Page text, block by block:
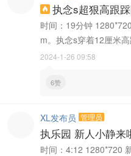
 执念s超狠高跟
时间：19分钟
m。执念s穿着12厘米
2024-1-26 09:58
6赞
XL发布员 管理员
执乐园 新人小静来
时间：4:12 1280*720